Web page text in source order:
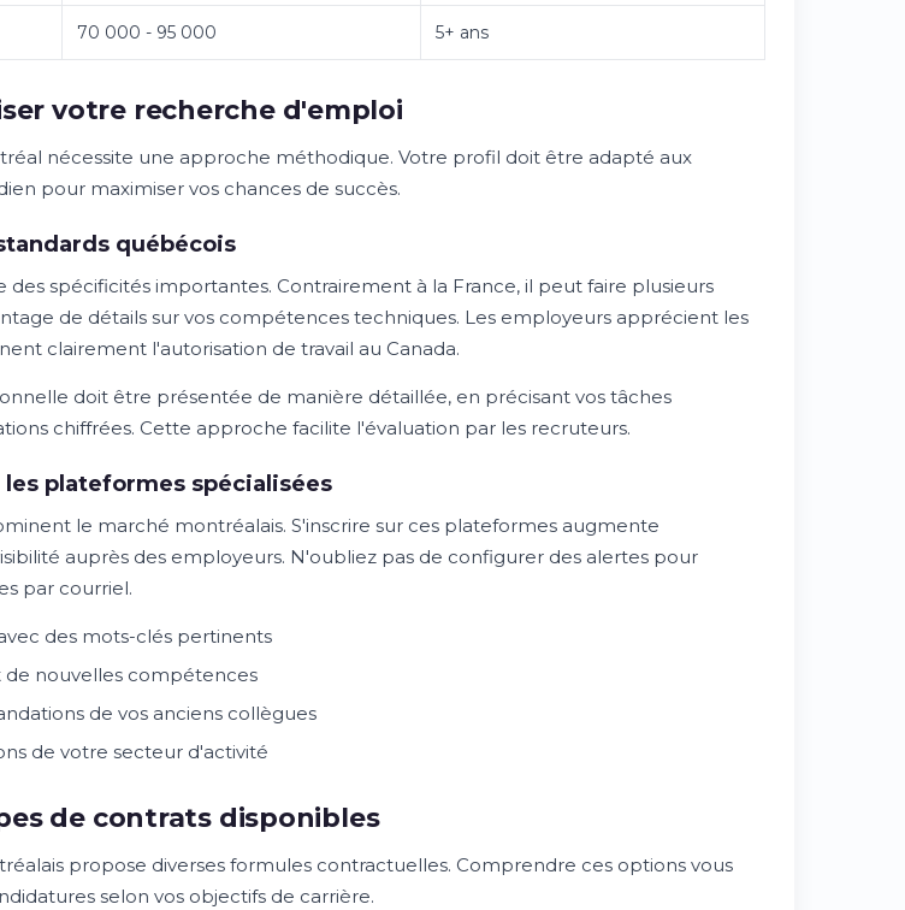
70 000 - 95 000 5+ ans
votre recherche d'emploi
nécessite une approche méthodique. Votre profil doit être adapté aux
pour maximiser vos chances de succès.
québécois
des spécificités importantes. Contrairement à la France, il peut faire plusieurs
de détails sur vos compétences techniques. Les employeurs apprécient les
clairement l'autorisation de travail au Canada.
doit être présentée de manière détaillée, en précisant vos tâches
chiffrées. Cette approche facilite l'évaluation par les recruteurs.
plateformes spécialisées
le marché montréalais. S'inscrire sur ces plateformes augmente
auprès des employeurs. N'oubliez pas de configurer des alertes pour
par courriel.
des mots-clés pertinents
nouvelles compétences
de vos anciens collègues
de votre secteur d'activité
de contrats disponibles
propose diverses formules contractuelles. Comprendre ces options vous
selon vos objectifs de carrière.